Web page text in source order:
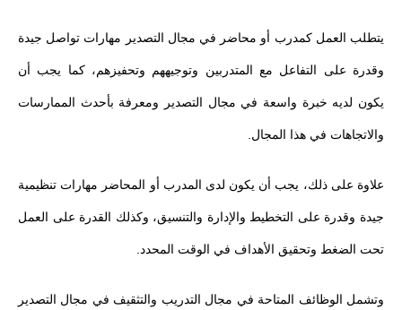
يتطلب العمل كمدرب أو محاضر في مجال التصدير مهارات تواصل جيدة
وقدرة على التفاعل مع المتدربين وتوجيههم وتحفيزهم، كما يجب أن
يكون لديه خبرة واسعة في مجال التصدير ومعرفة بأحدث الممارسات
والاتجاهات في هذا المجال.
علاوة على ذلك، يجب أن يكون لدى المدرب أو المحاضر مهارات تنظيمية
جيدة وقدرة على التخطيط والإدارة والتنسيق، وكذلك القدرة على العمل
تحت الضغط وتحقيق الأهداف في الوقت المحدد.
وتشمل الوظائف المتاحة في مجال التدريب والتثقيف في مجال التصدير